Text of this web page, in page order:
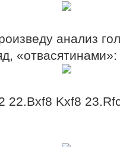
анализ
«отвасятинами»:
Kxf8